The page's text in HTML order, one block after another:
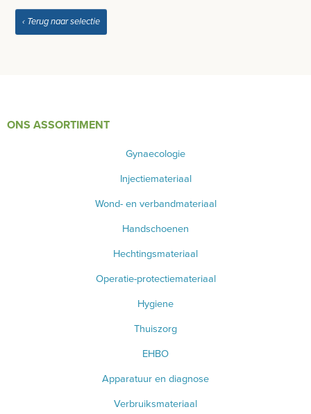
‹ Terug naar selectie
ONS ASSORTIMENT
Gynaecologie
Injectiemateriaal
Wond- en verbandmateriaal
Handschoenen
Hechtingsmateriaal
Operatie-protectiemateriaal
Hygiene
Thuiszorg
EHBO
Apparatuur en diagnose
Verbruiksmateriaal